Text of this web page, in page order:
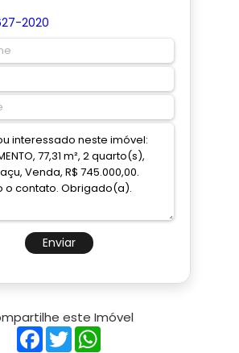
2020
Enviar
este Imóvel
Facebook
Twitter